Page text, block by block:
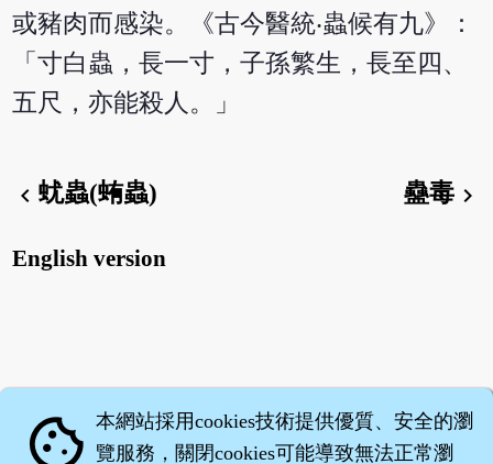
或豬肉而感染。《古今醫統‧蟲候有九》：
「寸白蟲，長一寸，子孫繁生，長至四、
五尺，亦能殺人。」
chevron_left蚘蟲(蛕蟲) 蠱毒chevron_right
English version
cookie 本網站採用cookies技術提供優質、安全的瀏
覽服務，關閉cookies可能導致無法正常瀏